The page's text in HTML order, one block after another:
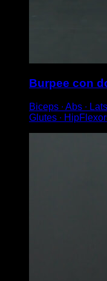
Burpee con
Biceps ∙ Abs ∙
Glutes ∙